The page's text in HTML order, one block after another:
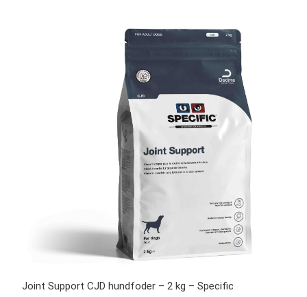
Joint Support CJD hundfoder – 2 kg – Specific